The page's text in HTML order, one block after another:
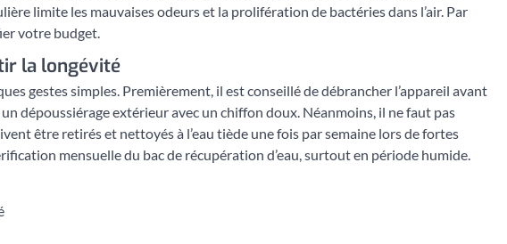
limite les mauvaises odeurs et la prolifération de bactéries dans l’air. Par
votre budget.
la longévité
gestes simples. Premièrement, il est conseillé de débrancher l’appareil avant
dépoussiérage extérieur avec un chiffon doux. Néanmoins, il ne faut pas
être retirés et nettoyés à l’eau tiède une fois par semaine lors de fortes
mensuelle du bac de récupération d’eau, surtout en période humide.